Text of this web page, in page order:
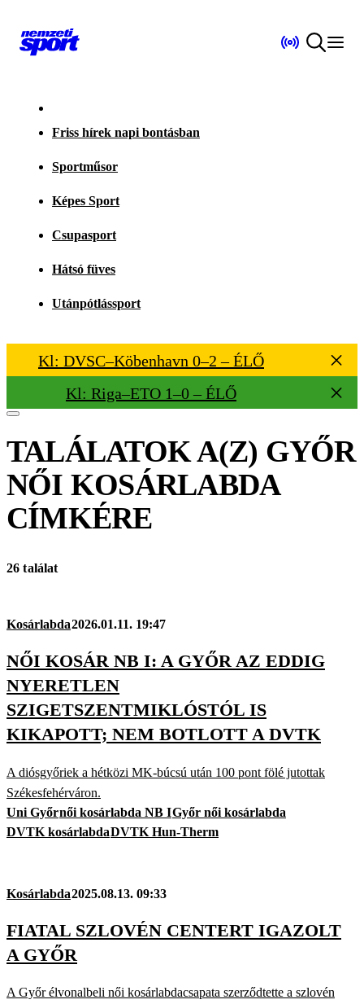
Friss hírek napi bontásban
Sportműsor
Képes Sport
Csupasport
Hátsó füves
Utánpótlássport
Kl: DVSC–Köbenhavn 0–2 – ÉLŐ
Kl: Riga–ETO 1–0 – ÉLŐ
TALÁLATOK A(Z) GYŐR
NŐI KOSÁRLABDA
CÍMKÉRE
26 találat
Kosárlabda2026.01.11. 19:47
NŐI KOSÁR NB I: A GYŐR AZ EDDIG
NYERETLEN
SZIGETSZENTMIKLÓSTÓL IS
KIKAPOTT; NEM BOTLOTT A DVTK
A diósgyőriek a hétközi MK-búcsú után 100 pont fölé jutottak
Székesfehérváron.
Uni Győrnői kosárlabda NB IGyőr női kosárlabda
DVTK kosárlabdaDVTK Hun-Therm
Kosárlabda2025.08.13. 09:33
FIATAL SZLOVÉN CENTERT IGAZOLT
A GYŐR
A Győr élvonalbeli női kosárlabdacsapata szerződtette a szlovén